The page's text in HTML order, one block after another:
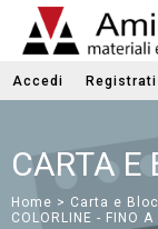
Accedi Registrati
CARTA E
Home > Carta e
COLORLINE - FINO